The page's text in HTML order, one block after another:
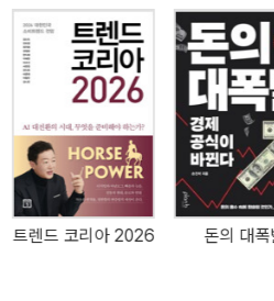
제 인사이트 2026년을 책임질 머니 트렌드의 귀
의 상승 곡선에 올라탈 기회는 지금이다! 대한민국에서 가장
는 경제 전망 시리즈 『머니 트렌드
다. 시리즈 출범부터 화제를 모은 머
자가 “새해에 가장 먼저 펼치는 책”, “
다”, “투자와 소비의 기준이 확실해
었다. 흔들리는 시장에도 앞서 대비한
‘대한민국 경제 예측의 바로미터’로 자리매김하
2026』에는 거시 경제부터 주식, 부
드까지 각 분야 최전선에서 활동하는
트렌드 코리아 2026 돈의 대폭